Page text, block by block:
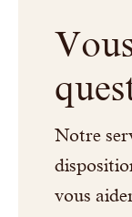
Notre
vous